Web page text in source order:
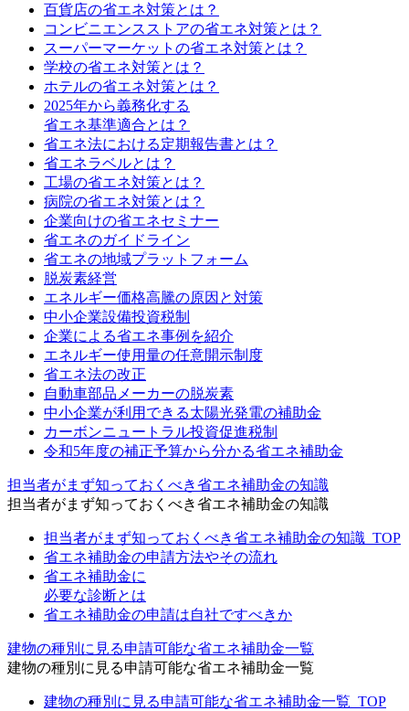
百貨店の省エネ対策とは？
コンビニエンスストアの省エネ対策とは？
スーパーマーケットの省エネ対策とは？
学校の省エネ対策とは？
ホテルの省エネ対策とは？
2025年から義務化する
省エネ基準適合とは？
省エネ法における定期報告書とは？
省エネラベルとは？
工場の省エネ対策とは？
病院の省エネ対策とは？
企業向けの省エネセミナー
省エネのガイドライン
省エネの地域プラットフォーム
脱炭素経営
エネルギー価格高騰の原因と対策
中小企業設備投資税制
企業による省エネ事例を紹介
エネルギー使用量の任意開示制度
省エネ法の改正
自動車部品メーカーの脱炭素
中小企業が利用できる太陽光発電の補助金
カーボンニュートラル投資促進税制
令和5年度の補正予算から分かる省エネ補助金
担当者がまず知っておくべき省エネ補助金の知識
担当者がまず知っておくべき省エネ補助金の知識
担当者がまず知っておくべき省エネ補助金の知識_TOP
省エネ補助金の申請方法やその流れ
省エネ補助金に
必要な診断とは
省エネ補助金の申請は自社ですべきか
建物の種別に見る申請可能な省エネ補助金一覧
建物の種別に見る申請可能な省エネ補助金一覧
建物の種別に見る申請可能な省エネ補助金一覧_TOP